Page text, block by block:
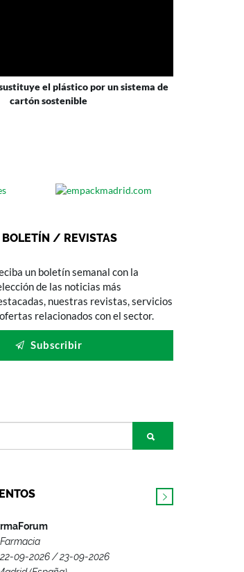
el plástico por un sistema de
cartón sostenible
BOLETÍN / REVISTAS
un boletín semanal con la
de las noticias más
nuestras revistas, servicios
relacionados con el sector.
Subscribir
Farmacia
09-2026 / 23-09-2026